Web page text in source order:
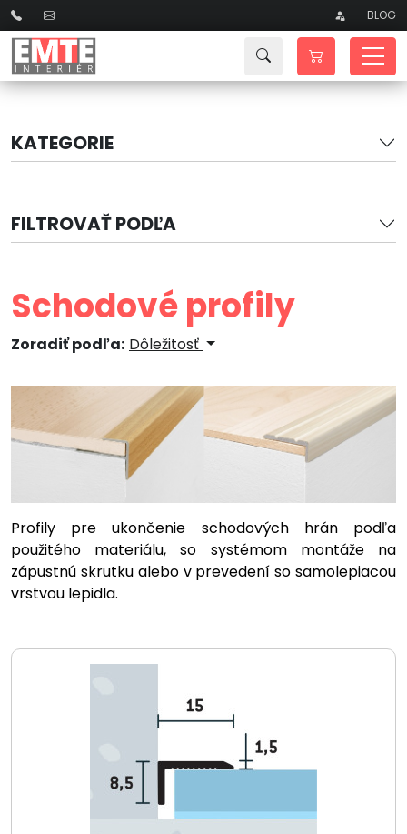
BLOG
KATEGORIE
FILTROVAŤ PODĽA
Schodové profily
Zoradiť podľa: Dôležitosť
Profily pre ukončenie schodových hrán podľa
použitého materiálu, so systémom montáže na
zápustnú skrutku alebo v prevedení so samolepiacou
vrstvou lepidla.